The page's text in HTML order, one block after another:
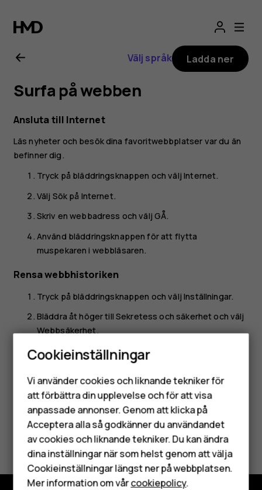
Nokia
8000
4G
–
Smartphones
Mobiltelefoner
Tillbehör
HMD Terra M
Surfplattor
Välj språk Ladda ner
Surfa på webben
Ansluta till Internet
Läs nyheter och besök dina favoritwebbplatser var du än
befinner dig.
Tryck på bläddringsknappen och väljInternet.
Välj Sök på Internet.
Skriv en webbadress och väljGÅ.
Använd bläddringsknappen för att flytta
muspekaren i webbläsaren.
Rensa webbhistoriken
Tryck på bläddringsknappen och väljInställningar.
Bläddra åt höger tillSekretess och säkerhet och välj
Webbsäkerhet.
VäljRensa webbhistorik.
Var detta till hjälp?
Ja Nej
Cookieinställningar
Vi använder cookies och liknande tekniker för
att förbättra din upplevelse och för att visa
anpassade annonser. Genom att klicka på
Acceptera alla så godkänner du användandet
av cookies och liknande tekniker. Du kan ändra
dina inställningar när som helst genom att välja
Cookieinställningar längst ner på webbplatsen.
Mer information om vårcookiepolicy.